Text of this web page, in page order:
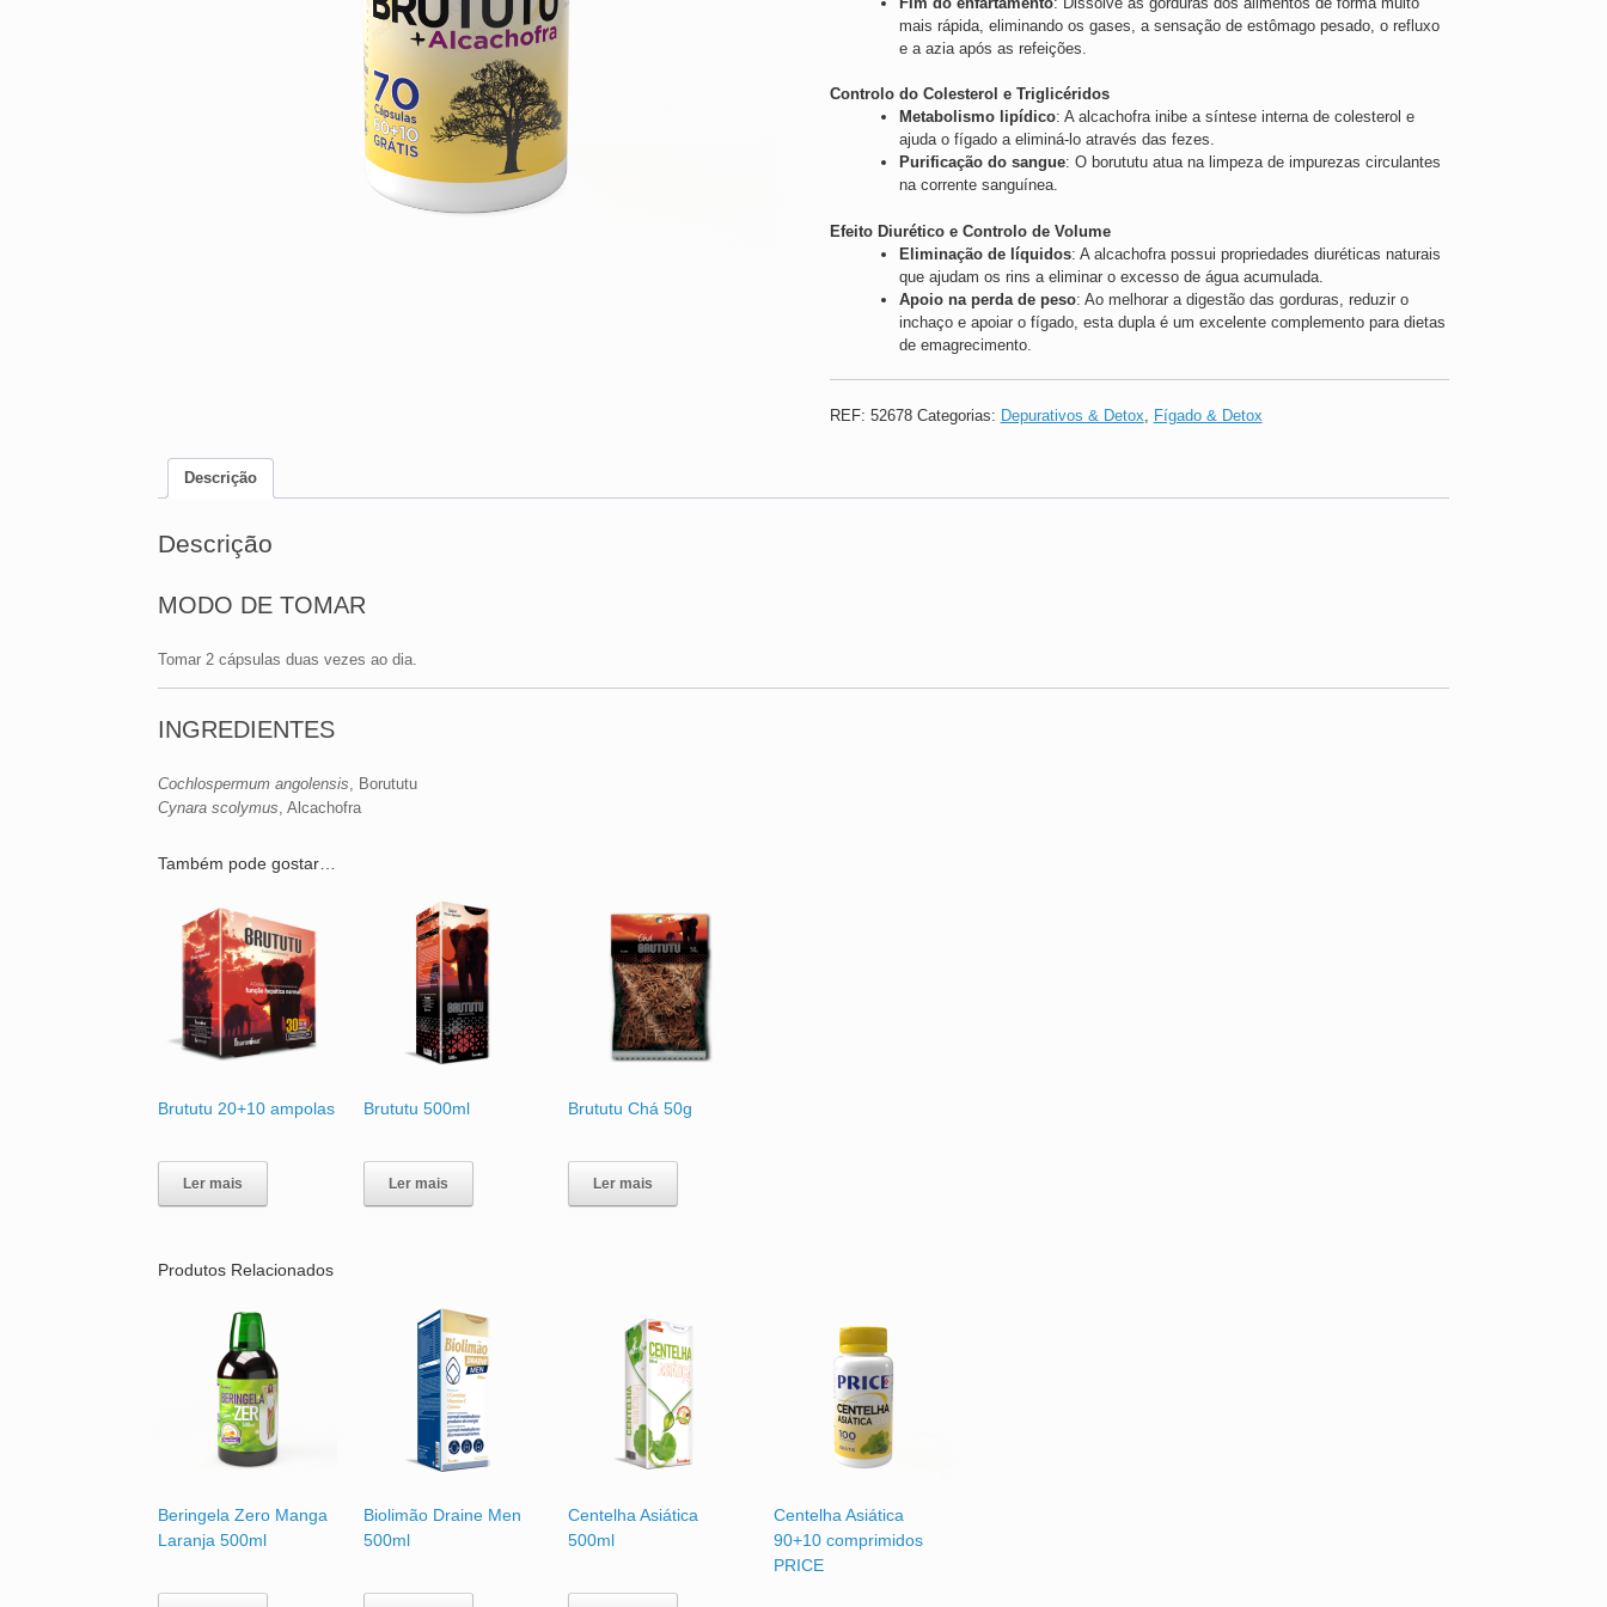
mais rápida, eliminando os gases, a sensação de estômago pesado, o refluxo
e a azia após as refeições.
Controlo do Colesterol e Triglicéridos
Metabolismo lipídico: A alcachofra inibe a síntese interna de colesterol e
ajuda o fígado a eliminá-lo através das fezes.
Purificação do sangue: O borututu atua na limpeza de impurezas circulantes
na corrente sanguínea.
Efeito Diurético e Controlo de Volume
Eliminação de líquidos: A alcachofra possui propriedades diuréticas naturais
que ajudam os rins a eliminar o excesso de água acumulada.
Apoio na perda de peso: Ao melhorar a digestão das gorduras, reduzir o
inchaço e apoiar o fígado, esta dupla é um excelente complemento para dietas
de emagrecimento.
REF: 52678 Categorias: Depurativos & Detox Fígado & Detox
Descrição
Descrição
MODO DE TOMAR
Tomar 2 cápsulas duas vezes ao dia.
INGREDIENTES
Cochlospermum angolensis , Borututu
Cynara scolymus , Alcachofra
Também pode gostar…
Brututu 20+10 ampolas
Ler mais
Brututu 500ml
Ler mais
Brututu Chá 50g
Ler mais
Produtos Relacionados
Beringela Zero Manga
Laranja 500ml
Biolimão Draine Men
500ml
Centelha Asiática
500ml
Centelha Asiática
90+10 comprimidos
PRICE